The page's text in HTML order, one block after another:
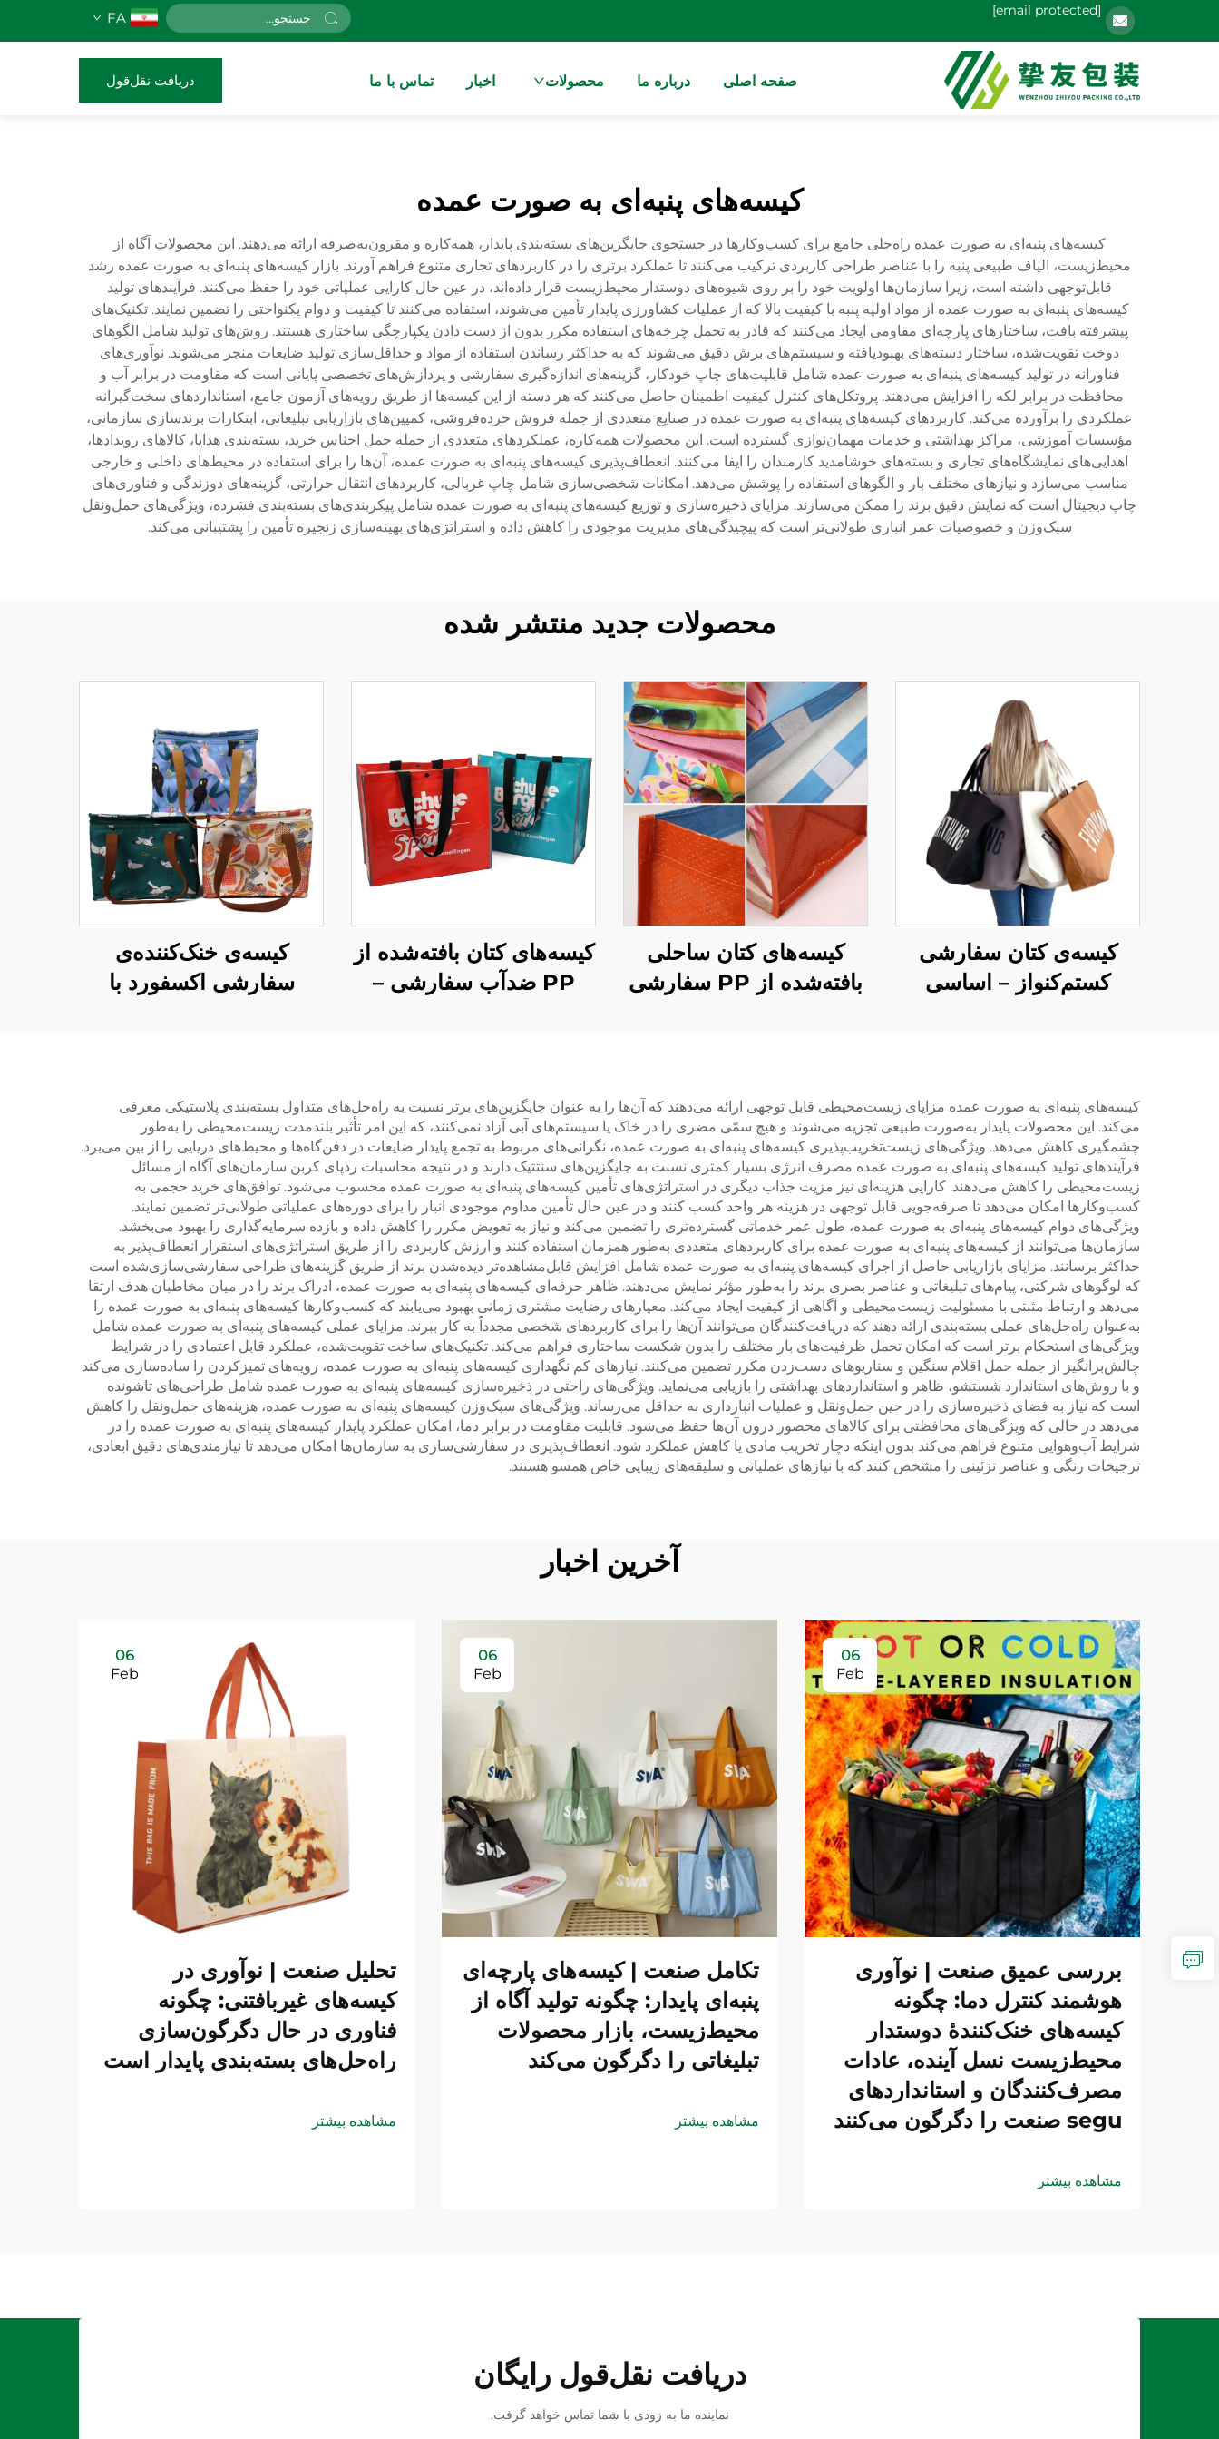
[email protected]
FA
صفحه اصلی درباره ما محصولات اخبار تماس با ما دریافت نقل‌قول
کیسه‌های پنبه‌ای به صورت عمده
کیسه‌های پنبه‌ای به صورت عمده راه‌حلی جامع برای کسب‌وکارها در جستجوی جایگزین‌های بسته‌بندی پایدار، همه‌کاره و مقرون‌به‌صرفه ارائه می‌دهند. این محصولات آگاه از
محیط‌زیست، الیاف طبیعی پنبه را با عناصر طراحی کاربردی ترکیب می‌کنند تا عملکرد برتری را در کاربردهای تجاری متنوع فراهم آورند. بازار کیسه‌های پنبه‌ای به صورت عمده رشد
قابل‌توجهی داشته است، زیرا سازمان‌ها اولویت خود را بر روی شیوه‌های دوستدار محیط‌زیست قرار داده‌اند، در عین حال کارایی عملیاتی خود را حفظ می‌کنند. فرآیندهای تولید
کیسه‌های پنبه‌ای به صورت عمده از مواد اولیه پنبه با کیفیت بالا که از عملیات کشاورزی پایدار تأمین می‌شوند، استفاده می‌کنند تا کیفیت و دوام یکنواختی را تضمین نمایند. تکنیک‌های
پیشرفته بافت، ساختارهای پارچه‌ای مقاومی ایجاد می‌کنند که قادر به تحمل چرخه‌های استفاده مکرر بدون از دست دادن یکپارچگی ساختاری هستند. روش‌های تولید شامل الگوهای
دوخت تقویت‌شده، ساختار دسته‌های بهبودیافته و سیستم‌های برش دقیق می‌شوند که به حداکثر رساندن استفاده از مواد و حداقل‌سازی تولید ضایعات منجر می‌شوند. نوآوری‌های
فناورانه در تولید کیسه‌های پنبه‌ای به صورت عمده شامل قابلیت‌های چاپ خودکار، گزینه‌های اندازه‌گیری سفارشی و پردازش‌های تخصصی پایانی است که مقاومت در برابر آب و
محافظت در برابر لکه را افزایش می‌دهند. پروتکل‌های کنترل کیفیت اطمینان حاصل می‌کنند که هر دسته از این کیسه‌ها از طریق رویه‌های آزمون جامع، استانداردهای سخت‌گیرانه
عملکردی را برآورده می‌کند. کاربردهای کیسه‌های پنبه‌ای به صورت عمده در صنایع متعددی از جمله فروش خرده‌فروشی، کمپین‌های بازاریابی تبلیغاتی، ابتکارات برندسازی سازمانی،
مؤسسات آموزشی، مراکز بهداشتی و خدمات مهمان‌نوازی گسترده است. این محصولات همه‌کاره، عملکردهای متعددی از جمله حمل اجناس خرید، بسته‌بندی هدایا، کالاهای رویدادها،
اهدایی‌های نمایشگاه‌های تجاری و بسته‌های خوشامدید کارمندان را ایفا می‌کنند. انعطاف‌پذیری کیسه‌های پنبه‌ای به صورت عمده، آن‌ها را برای استفاده در محیط‌های داخلی و خارجی
مناسب می‌سازد و نیازهای مختلف بار و الگوهای استفاده را پوشش می‌دهد. امکانات شخصی‌سازی شامل چاپ غربالی، کاربردهای انتقال حرارتی، گزینه‌های دوزندگی و فناوری‌های
چاپ دیجیتال است که نمایش دقیق برند را ممکن می‌سازند. مزایای ذخیره‌سازی و توزیع کیسه‌های پنبه‌ای به صورت عمده شامل پیکربندی‌های بسته‌بندی فشرده، ویژگی‌های حمل‌ونقل
سبک‌وزن و خصوصیات عمر انباری طولانی‌تر است که پیچیدگی‌های مدیریت موجودی را کاهش داده و استراتژی‌های بهینه‌سازی زنجیره تأمین را پشتیبانی می‌کند.
محصولات جدید منتشر شده
کیسه‌ی کتان سفارشی
کستم‌کنواز – اساسی
کیسه‌های کتان ساحلی
بافته‌شده از PP سفارشی
کیسه‌های کتان بافته‌شده از
PP ضدآب سفارشی –
خرده‌فروشی مد
کیسه‌ی خنک‌کننده‌ی
سفارشی اکسفورد با
کیسه‌های پنبه‌ای به صورت عمده مزایای زیست‌محیطی قابل توجهی ارائه می‌دهند که آن‌ها را به عنوان جایگزین‌های برتر نسبت به راه‌حل‌های متداول بسته‌بندی پلاستیکی معرفی
می‌کند. این محصولات پایدار به‌صورت طبیعی تجزیه می‌شوند و هیچ سمّی مضری را در خاک یا سیستم‌های آبی آزاد نمی‌کنند، که این امر تأثیر بلندمدت زیست‌محیطی را به‌طور
چشمگیری کاهش می‌دهد. ویژگی‌های زیست‌تخریب‌پذیری کیسه‌های پنبه‌ای به صورت عمده، نگرانی‌های مربوط به تجمع پایدار ضایعات در دفن‌گاه‌ها و محیط‌های دریایی را از بین می‌برد.
فرآیندهای تولید کیسه‌های پنبه‌ای به صورت عمده مصرف انرژی بسیار کمتری نسبت به جایگزین‌های سنتتیک دارند و در نتیجه محاسبات ردپای کربن سازمان‌های آگاه از مسائل
زیست‌محیطی را کاهش می‌دهند. کارایی هزینه‌ای نیز مزیت جذاب دیگری در استراتژی‌های تأمین کیسه‌های پنبه‌ای به صورت عمده محسوب می‌شود. توافق‌های خرید حجمی به
کسب‌وکارها امکان می‌دهد تا صرفه‌جویی قابل توجهی در هزینه هر واحد کسب کنند و در عین حال تأمین مداوم موجودی انبار را برای دوره‌های عملیاتی طولانی‌تر تضمین نمایند.
ویژگی‌های دوام کیسه‌های پنبه‌ای به صورت عمده، طول عمر خدماتی گسترده‌تری را تضمین می‌کند و نیاز به تعویض مکرر را کاهش داده و بازده سرمایه‌گذاری را بهبود می‌بخشد.
سازمان‌ها می‌توانند از کیسه‌های پنبه‌ای به صورت عمده برای کاربردهای متعددی به‌طور همزمان استفاده کنند و ارزش کاربردی را از طریق استراتژی‌های استقرار انعطاف‌پذیر به
حداکثر برسانند. مزایای بازاریابی حاصل از اجرای کیسه‌های پنبه‌ای به صورت عمده شامل افزایش قابل‌مشاهده‌تر دیده‌شدن برند از طریق گزینه‌های طراحی سفارشی‌سازی‌شده است
که لوگوهای شرکتی، پیام‌های تبلیغاتی و عناصر بصری برند را به‌طور مؤثر نمایش می‌دهند. ظاهر حرفه‌ای کیسه‌های پنبه‌ای به صورت عمده، ادراک برند را در میان مخاطبان هدف ارتقا
می‌دهد و ارتباط مثبتی با مسئولیت زیست‌محیطی و آگاهی از کیفیت ایجاد می‌کند. معیارهای رضایت مشتری زمانی بهبود می‌یابند که کسب‌وکارها کیسه‌های پنبه‌ای به صورت عمده را
به‌عنوان راه‌حل‌های عملی بسته‌بندی ارائه دهند که دریافت‌کنندگان می‌توانند آن‌ها را برای کاربردهای شخصی مجدداً به کار ببرند. مزایای عملی کیسه‌های پنبه‌ای به صورت عمده شامل
ویژگی‌های استحکام برتر است که امکان تحمل ظرفیت‌های بار مختلف را بدون شکست ساختاری فراهم می‌کند. تکنیک‌های ساخت تقویت‌شده، عملکرد قابل اعتمادی را در شرایط
چالش‌برانگیز از جمله حمل اقلام سنگین و سناریوهای دست‌زدن مکرر تضمین می‌کنند. نیازهای کم نگهداری کیسه‌های پنبه‌ای به صورت عمده، رویه‌های تمیزکردن را ساده‌سازی می‌کند
و با روش‌های استاندارد شستشو، ظاهر و استانداردهای بهداشتی را بازیابی می‌نماید. ویژگی‌های راحتی در ذخیره‌سازی کیسه‌های پنبه‌ای به صورت عمده شامل طراحی‌های تا‌شونده
است که نیاز به فضای ذخیره‌سازی را در حین حمل‌ونقل و عملیات انبارداری به حداقل می‌رساند. ویژگی‌های سبک‌وزن کیسه‌های پنبه‌ای به صورت عمده، هزینه‌های حمل‌ونقل را کاهش
می‌دهد در حالی که ویژگی‌های محافظتی برای کالاهای محصور درون آن‌ها حفظ می‌شود. قابلیت مقاومت در برابر دما، امکان عملکرد پایدار کیسه‌های پنبه‌ای به صورت عمده را در
شرایط آب‌وهوایی متنوع فراهم می‌کند بدون اینکه دچار تخریب مادی یا کاهش عملکرد شود. انعطاف‌پذیری در سفارشی‌سازی به سازمان‌ها امکان می‌دهد تا نیازمندی‌های دقیق ابعادی،
ترجیحات رنگی و عناصر تزئینی را مشخص کنند که با نیازهای عملیاتی و سلیقه‌های زیبایی خاص همسو هستند.
آخرین اخبار
06
Feb
بررسی عمیق صنعت | نوآوری
هوشمند کنترل دما: چگونه
کیسه‌های خنک‌کنندهٔ دوستدار
محیط‌زیست نسل آینده، عادات
مصرف‌کنندگان و استانداردهای
segu صنعت را دگرگون می‌کنند
مشاهده بیشتر
06
Feb
تکامل صنعت | کیسه‌های پارچه‌ای
پنبه‌ای پایدار: چگونه تولید آگاه از
محیط‌زیست، بازار محصولات
تبلیغاتی را دگرگون می‌کند
مشاهده بیشتر
06
Feb
تحلیل صنعت | نوآوری در
کیسه‌های غیربافتنی: چگونه
فناوری در حال دگرگون‌سازی
راه‌حل‌های بسته‌بندی پایدار است
مشاهده بیشتر
دریافت نقل‌قول رایگان
نماینده ما به زودی با شما تماس خواهد گرفت.